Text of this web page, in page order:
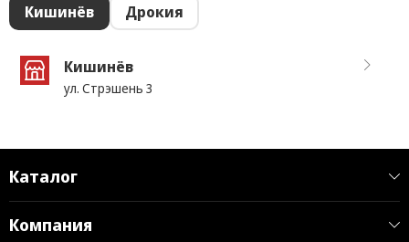
Кишинёв Дрокия
Кишинёв
ул. Стрэшень 3
Каталог
Компания